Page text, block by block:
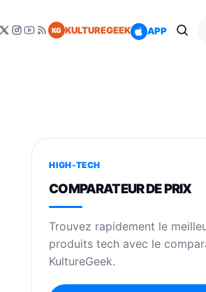
KG KULTUREGEEK APP
HIGH-TECH
COMPARATEUR DE PRIX
Trouvez rapidement le
produits tech avec le
KultureGeek.